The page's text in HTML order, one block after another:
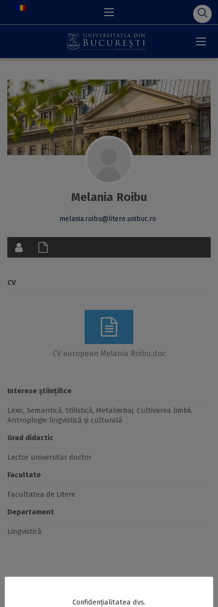
Melania Roibu
melania.roibu@litere.unibuc.ro
CV
CV european Melania Roibu.doc
Interese științifice
Lexic, Semantică, Stilistică, Metalimbaj, Cultivarea limbii,
Antroplogie lingvistică și culturală
Grad didactic
Lector universitar doctor
Facultate
Facultatea de Litere
Departament
Lingvistică
Confidențialitatea dvs.